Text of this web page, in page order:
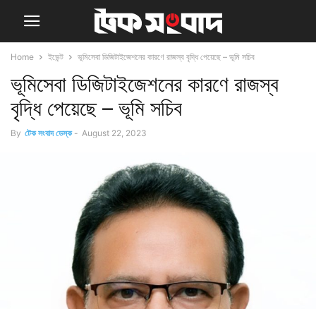
Home ইভেন্ট ভূমিসেবা ডিজিটাইজেশনের কারণে রাজস্ব বৃদ্ধি পেয়েছে – ভূমি সচিব
ভূমিসেবা ডিজিটাইজেশনের কারণে রাজস্ব
বৃদ্ধি পেয়েছে – ভূমি সচিব
By টেক সংবাদ ডেস্ক - August 22, 2023